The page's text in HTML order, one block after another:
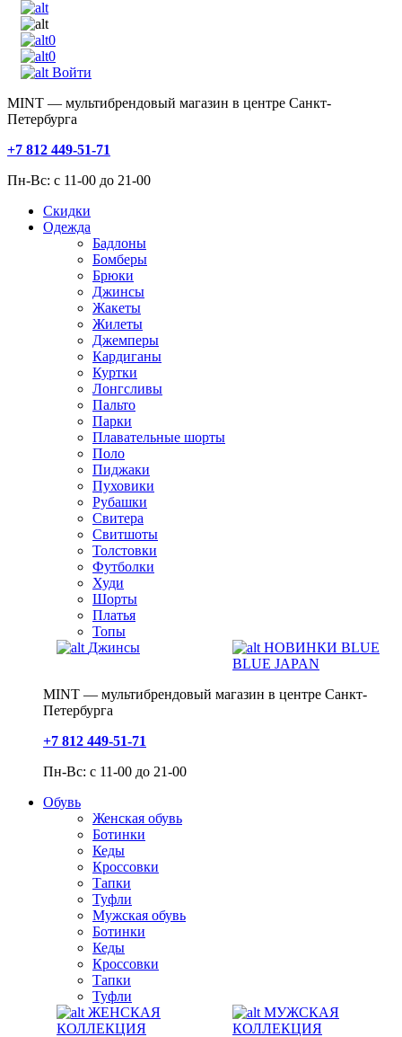
0
0
Войти
MINT — мультибрендовый магазин в центре Санкт-
Петербурга
+7 812 449-51-71
Пн-Вс: с 11-00 до 21-00
Скидки
Одежда
Бадлоны
Бомберы
Брюки
Джинсы
Жакеты
Жилеты
Джемперы
Кардиганы
Куртки
Лонгсливы
Пальто
Парки
Плавательные шорты
Поло
Пиджаки
Пуховики
Рубашки
Свитера
Свитшоты
Толстовки
Футболки
Худи
Шорты
Платья
Топы
Джинсы
НОВИНКИ BLUE
BLUE JAPAN
MINT — мультибрендовый магазин в центре Санкт-
Петербурга
+7 812 449-51-71
Пн-Вс: с 11-00 до 21-00
Обувь
Женская обувь
Ботинки
Кеды
Кроссовки
Тапки
Туфли
Мужская обувь
Ботинки
Кеды
Кроссовки
Тапки
Туфли
ЖЕНСКАЯ
КОЛЛЕКЦИЯ
МУЖСКАЯ
КОЛЛЕКЦИЯ